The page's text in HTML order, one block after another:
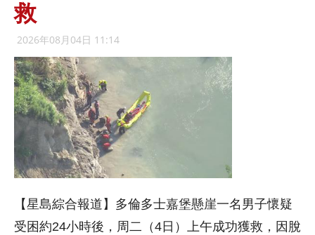
救
2026年08月04日 11:14
【星島綜合報道】多倫多士嘉堡懸崖一名男子懷疑
受困約24小時後，周二（4日）上午成功獲救，因脫